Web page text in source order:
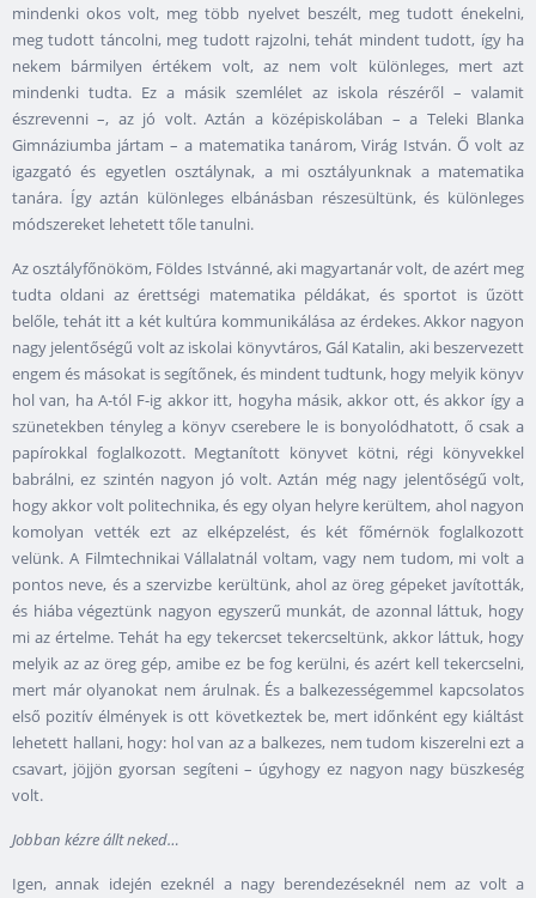
mindenki okos volt, meg több nyelvet beszélt, meg tudott énekelni,
meg tudott táncolni, meg tudott rajzolni, tehát mindent tudott, így ha
nekem bármilyen értékem volt, az nem volt különleges, mert azt
mindenki tudta. Ez a másik szemlélet az iskola részéről – valamit
észrevenni –, az jó volt. Aztán a középiskolában – a Teleki Blanka
Gimnáziumba jártam – a matematika tanárom, Virág István. Ő volt az
igazgató és egyetlen osztálynak, a mi osztályunknak a matematika
tanára. Így aztán különleges elbánásban részesültünk, és különleges
módszereket lehetett tőle tanulni.
Az osztályfőnököm, Földes Istvánné, aki magyartanár volt, de azért meg
tudta oldani az érettségi matematika példákat, és sportot is űzött
belőle, tehát itt a két kultúra kommunikálása az érdekes. Akkor nagyon
nagy jelentőségű volt az iskolai könyvtáros, Gál Katalin, aki beszervezett
engem és másokat is segítőnek, és mindent tudtunk, hogy melyik könyv
hol van, ha A-tól F-ig akkor itt, hogyha másik, akkor ott, és akkor így a
szünetekben tényleg a könyv cserebere le is bonyolódhatott, ő csak a
papírokkal foglalkozott. Megtanított könyvet kötni, régi könyvekkel
babrálni, ez szintén nagyon jó volt. Aztán még nagy jelentőségű volt,
hogy akkor volt politechnika, és egy olyan helyre kerültem, ahol nagyon
komolyan vették ezt az elképzelést, és két főmérnök foglalkozott
velünk. A Filmtechnikai Vállalatnál voltam, vagy nem tudom, mi volt a
pontos neve, és a szervizbe kerültünk, ahol az öreg gépeket javították,
és hiába végeztünk nagyon egyszerű munkát, de azonnal láttuk, hogy
mi az értelme. Tehát ha egy tekercset tekercseltünk, akkor láttuk, hogy
melyik az az öreg gép, amibe ez be fog kerülni, és azért kell tekercselni,
mert már olyanokat nem árulnak. És a balkezességemmel kapcsolatos
első pozitív élmények is ott következtek be, mert időnként egy kiáltást
lehetett hallani, hogy: hol van az a balkezes, nem tudom kiszerelni ezt a
csavart, jöjjön gyorsan segíteni – úgyhogy ez nagyon nagy büszkeség
volt.
Jobban kézre állt neked…
Igen, annak idején ezeknél a nagy berendezéseknél nem az volt a